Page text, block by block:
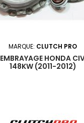
MARQUE: CLUTCH PRO
HONDA
148KW (2011-2012)